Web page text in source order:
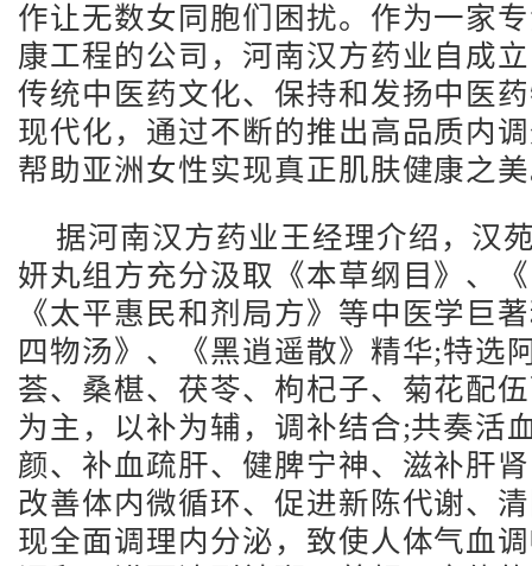
作让无数女同胞们困扰。作为一家
康工程的公司，河南汉方药业自成
传统中医药文化、保持和发扬中医
现代化，通过不断的推出高品质内
帮助亚洲女性实现真正肌肤健康之
据河南汉方药业王经理介绍，汉
妍丸组方充分汲取《本草纲目》、
《太平惠民和剂局方》等中医学巨
四物汤》、《黑逍遥散》精华;特选
荟、桑椹、茯苓、枸杞子、菊花配
为主，以补为辅，调补结合;共奏活
颜、补血疏肝、健脾宁神、滋补肝
改善体内微循环、促进新陈代谢、
现全面调理内分泌，致使人体气血